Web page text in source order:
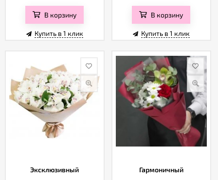
В корзину
Купить в 1 клик
В корзину
Купить в 1 клик
Эксклюзивный Гармоничный